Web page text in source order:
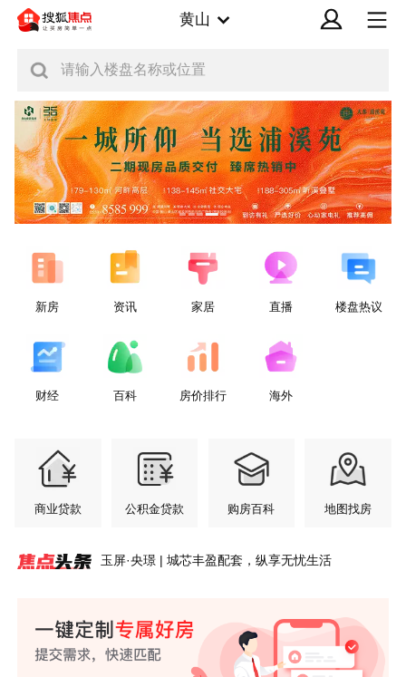
黄山
请输入楼盘名称或位置
新房 资讯 家居 直播 楼盘热议
财经 百科 房价排行 海外
商业贷款 公积金贷款 购房百科 地图找房
玉屏·央璟 | 城芯丰盈配套，纵享无忧生活